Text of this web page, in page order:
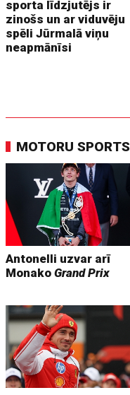
sporta līdzjutējs ir
zinošs un ar viduvēju
spēli Jūrmalā viņu
neapmānīsi
MOTORU SPORTS
Antonelli uzvar arī
MonakoGrand Prix